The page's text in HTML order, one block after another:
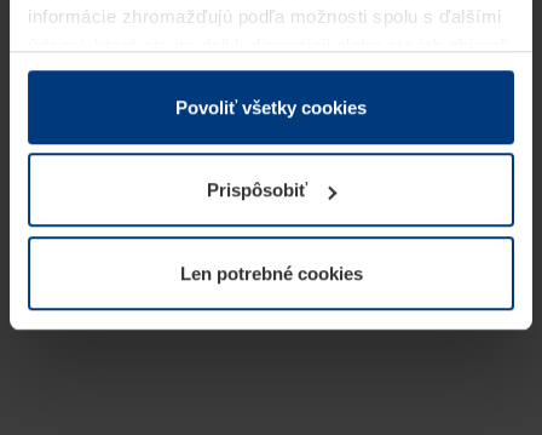
informácie zhromažďujú podľa možnosti spolu s ďalšími
v rámci Vášho využívania služieb.
Z právneho hľadiska môžeme cookies ukladať na Vašom
prevádzku tejto stránky. Pre všetky ostatné typy cookie
potrebujeme Vaše povolenie. Vaše povolenie môžete
kedykoľvek zmeniť alebo odvolať vo vysvetlení cookie
našej webovej stránky.
Povoliť všetky cookies
Prispôsobiť
Len potrebné cookies